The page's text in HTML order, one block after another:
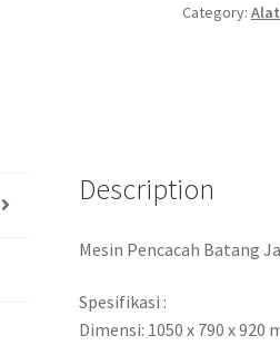
Category:
Description
Mesin Pencacah Batang
Spesifikasi :
Dimensi: 1050 x 790 x 920